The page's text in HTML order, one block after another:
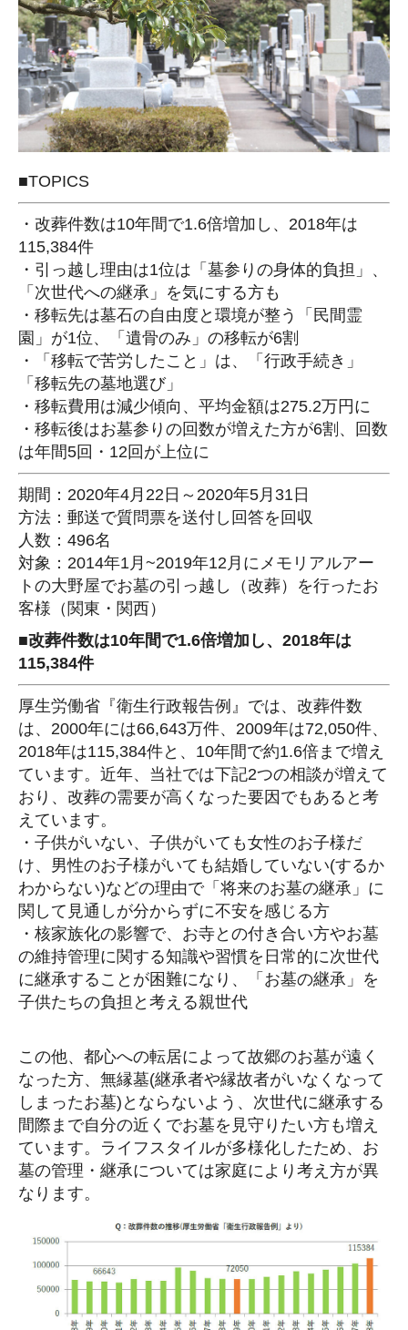
■TOPICS
・改葬件数は10年間で1.6倍増加し、2018年は
115,384件
・引っ越し理由は1位は「墓参りの身体的負担」、
「次世代への継承」を気にする方も
・移転先は墓石の自由度と環境が整う「民間霊
園」が1位、「遺骨のみ」の移転が6割
・「移転で苦労したこと」は、「行政手続き」
「移転先の墓地選び」
・移転費用は減少傾向、平均金額は275.2万円に
・移転後はお墓参りの回数が増えた方が6割、回数
は年間5回・12回が上位に
期間：2020年4月22日～2020年5月31日
方法：郵送で質問票を送付し回答を回収
人数：496名
対象：2014年1月~2019年12月にメモリアルアー
トの大野屋でお墓の引っ越し（改葬）を行ったお
客様（関東・関西）
■改葬件数は10年間で1.6倍増加し、2018年は
115,384件
厚生労働省『衛生行政報告例』では、改葬件数
は、2000年には66,643万件、2009年は72,050件、
2018年は115,384件と、10年間で約1.6倍まで増え
ています。近年、当社では下記2つの相談が増えて
おり、改葬の需要が高くなった要因でもあると考
えています。
・子供がいない、子供がいても女性のお子様だ
け、男性のお子様がいても結婚していない(するか
わからない)などの理由で「将来のお墓の継承」に
関して見通しが分からずに不安を感じる方
・核家族化の影響で、お寺との付き合い方やお墓
の維持管理に関する知識や習慣を日常的に次世代
に継承することが困難になり、「お墓の継承」を
子供たちの負担と考える親世代
この他、都心への転居によって故郷のお墓が遠く
なった方、無縁墓(継承者や縁故者がいなくなって
しまったお墓)とならないよう、次世代に継承する
間際まで自分の近くでお墓を見守りたい方も増え
ています。ライフスタイルが多様化したため、お
墓の管理・継承については家庭により考え方が異
なります。